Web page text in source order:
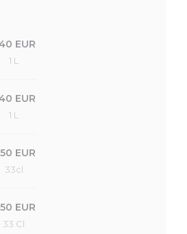
EUR
1 L
EUR
1 L
EUR
33cl
EUR
33 Cl